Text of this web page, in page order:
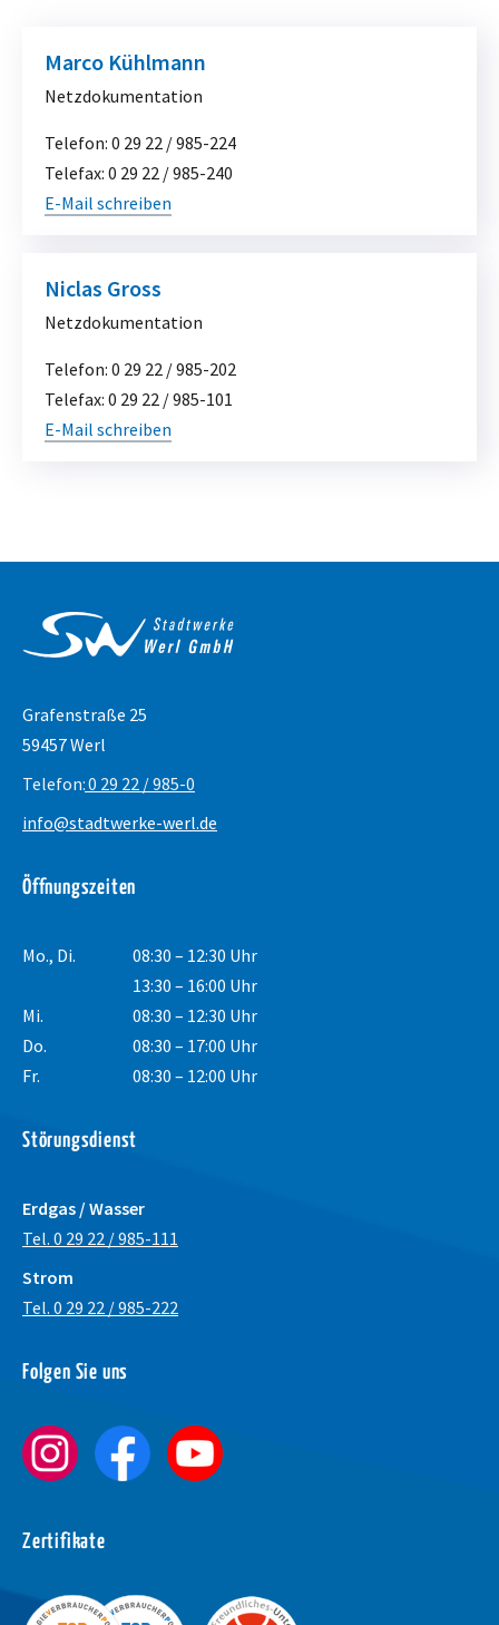
Marco Kühlmann
Netzdokumentation
Telefon: 0 29 22 / 985-224
Telefax: 0 29 22 / 985-240
E-Mail schreiben
Niclas Gross
Netzdokumentation
Telefon: 0 29 22 / 985-202
Telefax: 0 29 22 / 985-101
E-Mail schreiben
Service & Kontakt
Grafenstraße 25
59457 Werl
Telefon:0 29 22 / 985-0
info@stadtwerke-werl.de
Öffnungszeiten
Mo., Di.
08:30 – 12:30 Uhr
13:30 – 16:00 Uhr
Mi.
08:30 – 12:30 Uhr
Do.
08:30 – 17:00 Uhr
Fr.
08:30 – 12:00 Uhr
Störungsdienst
Erdgas / Wasser
Tel. 0 29 22 / 985-111
Strom
Tel. 0 29 22 / 985-222
Folgen Sie uns
Zertifikate